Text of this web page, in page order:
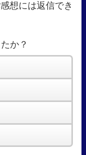
想には返信でき
か？